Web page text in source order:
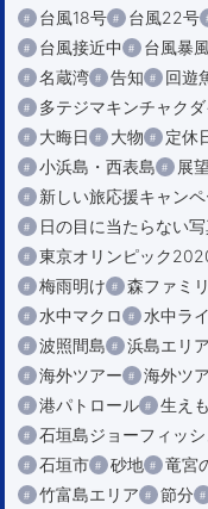
台風18号
台風22号
台風接近中
台風暴
名蔵湾
告知 回遊
多テジマキンチャク
大晦日
大物 定休
小浜島・西表島
展
新しい旅応援キャン
日の目に当たらない
東京オリンピック
梅雨明け
森ファミ
水中マクロ
水中ラ
波照間島
浜島エリア
海外ツアー
海外ツ
港パトロール
生え
石垣島ジョーフィッシ
石垣市
砂地 竜宮
竹富島エリア
節分